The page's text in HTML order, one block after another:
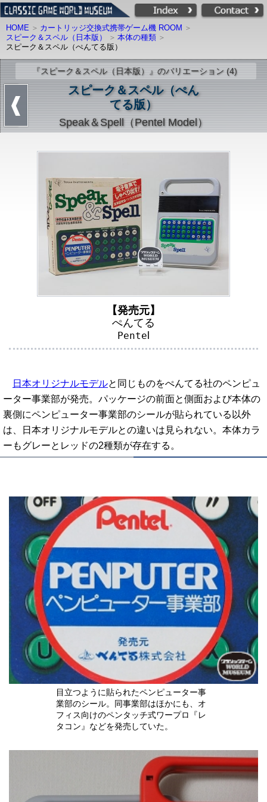
HOME
カートリッジ交換式携帯ゲーム機 ROOM
スピーク＆スペル（日本版）
本体の種類
スピーク＆スペル（ぺんてる版）
『スピーク＆スペル（日本版）』のバリエーション (4)
スピーク＆スペル（ぺん
てる版）
Speak＆Spell（Pentel Model）
【発売元】
ぺんてる
Pente
日本オリジナルモデルと同じものをぺんてる社のペンピュ
ーター事業部が発売。パッケージの前面と側面および本体の
裏側にペンピューター事業部のシールが貼られている以外
は、日本オリジナルモデルとの違いは見られない。本体カラ
ーもグレーとレッドの2種類が存在する。
目立つように貼られたペンピューター事
業部のシール。同事業部はほかにも、オ
フィス向けのペンタッチ式ワープロ『レ
タコン』などを発売していた。